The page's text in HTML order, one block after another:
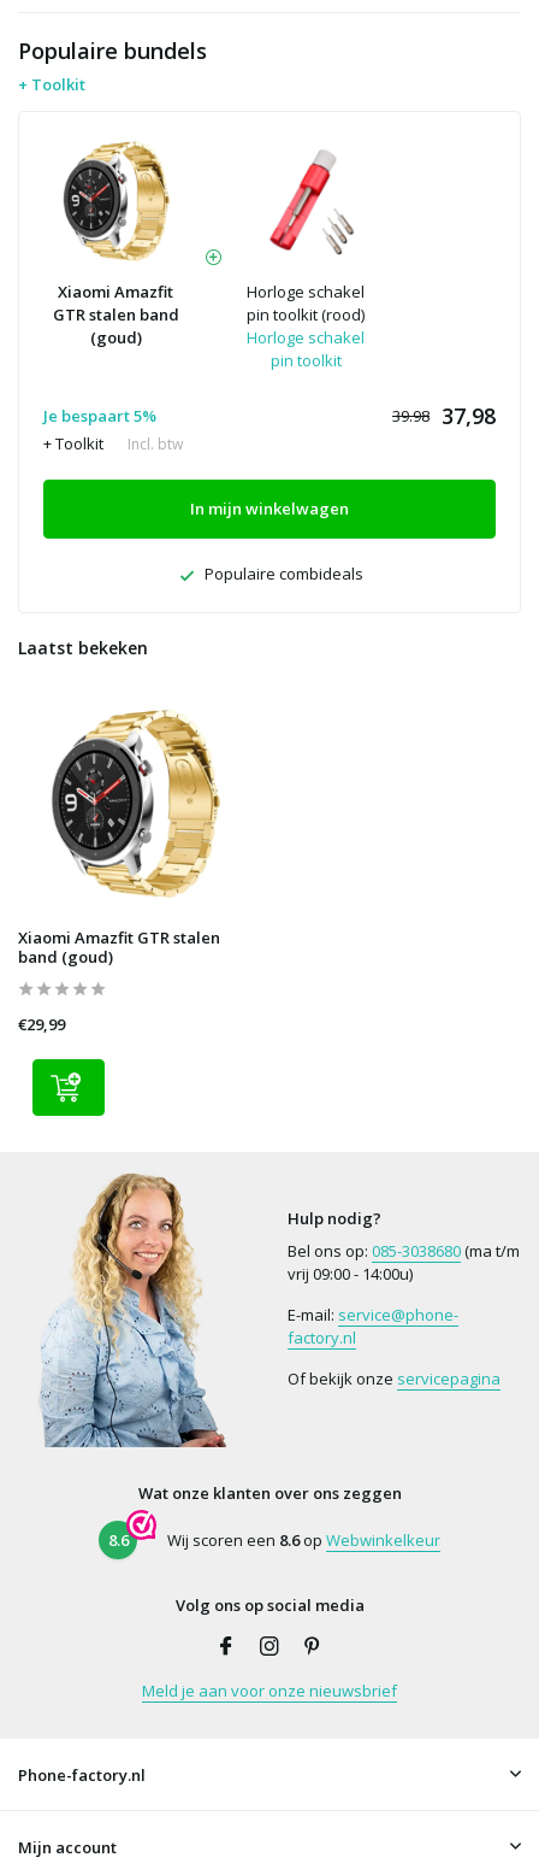
Populaire bundels
+ Toolkit
Xiaomi Amazfit
GTR stalen band
(goud)
Horloge schakel
pin toolkit (rood)
Horloge schakel
pin toolkit
Je bespaart 5% 39.98 37,98
+ Toolkit Incl. btw
In mijn winkelwagen
Populaire combideals
Laatst bekeken
Xiaomi Amazfit GTR stalen
band (goud)
€29,99
Hulp nodig?
Bel ons op: 085-3038680(ma t/m
vrij 09:00 - 14:00u)
E-mail: service@phone-
factory.nl
Of bekijk onze servicepagina
Wat onze klanten over ons zeggen
8.6 Wij scoren een 8.6op Webwinkelkeur
Volg ons op social media
Meld je aan voor onze nieuwsbrief
Phone-factory.nl
Mijn account